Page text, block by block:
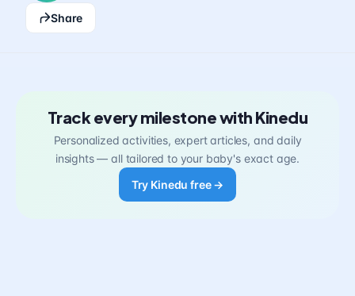
Share
Track every milestone with Kinedu
Personalized activities, expert articles, and daily
insights — all tailored to your baby's exact age.
Try Kinedu free →